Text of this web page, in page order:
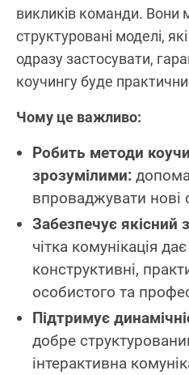
викликів команди. Вони
структуровані моделі,
одразу застосувати,
коучингу буде
Чому це важливо:
Робить методи
зрозумілими:
впроваджувати нові
Забезпечує якісний
чітка комунікація
конструктивні,
особистого та
Підтримує
добре
інтерактивна